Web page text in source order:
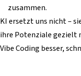
zusammen.
KI ersetzt uns nicht –
ihre Potenziale gezielt
Vibe Coding besser,